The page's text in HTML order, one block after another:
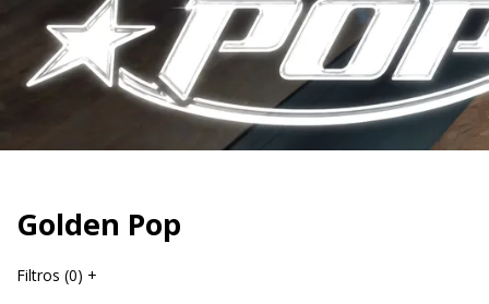
Golden Pop
Filtros (0) +